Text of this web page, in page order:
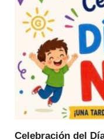
Celebración del